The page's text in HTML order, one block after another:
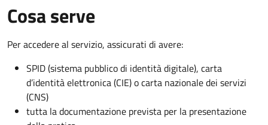
Cosa serve
Per accedere al servizio, assicurati di avere:
SPID (sistema pubblico di identità digitale), carta
d’identità elettronica (CIE) o carta nazionale dei servizi
(CNS)
tutta la documentazione prevista per la presentazione